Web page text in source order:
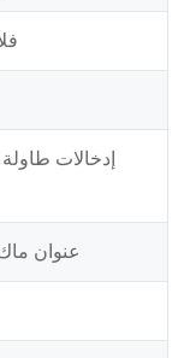
إدخالات
عنوان